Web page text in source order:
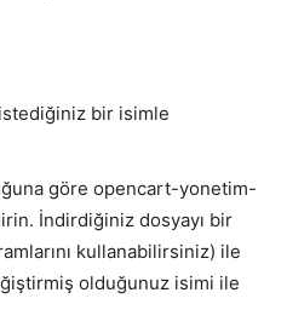
bir isimle
göre opencart-yonetim-
İndirdiğiniz dosyayı bir
kullanabilirsiniz) ile
olduğunuz isimi ile